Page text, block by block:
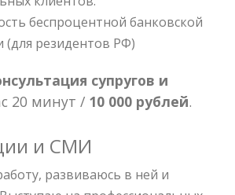
беспроцентной банковской
(для резидентов РФ)
супругов и
20 минут / 10 000 рублей.
и СМИ
развиваюсь в ней и